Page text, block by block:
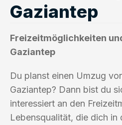
Gaziantep
Freizeitmöglichkeiten
Gaziantep
Du planst einen Umzug
Gaziantep? Dann bist du
interessiert an den
Lebensqualität, die dich in